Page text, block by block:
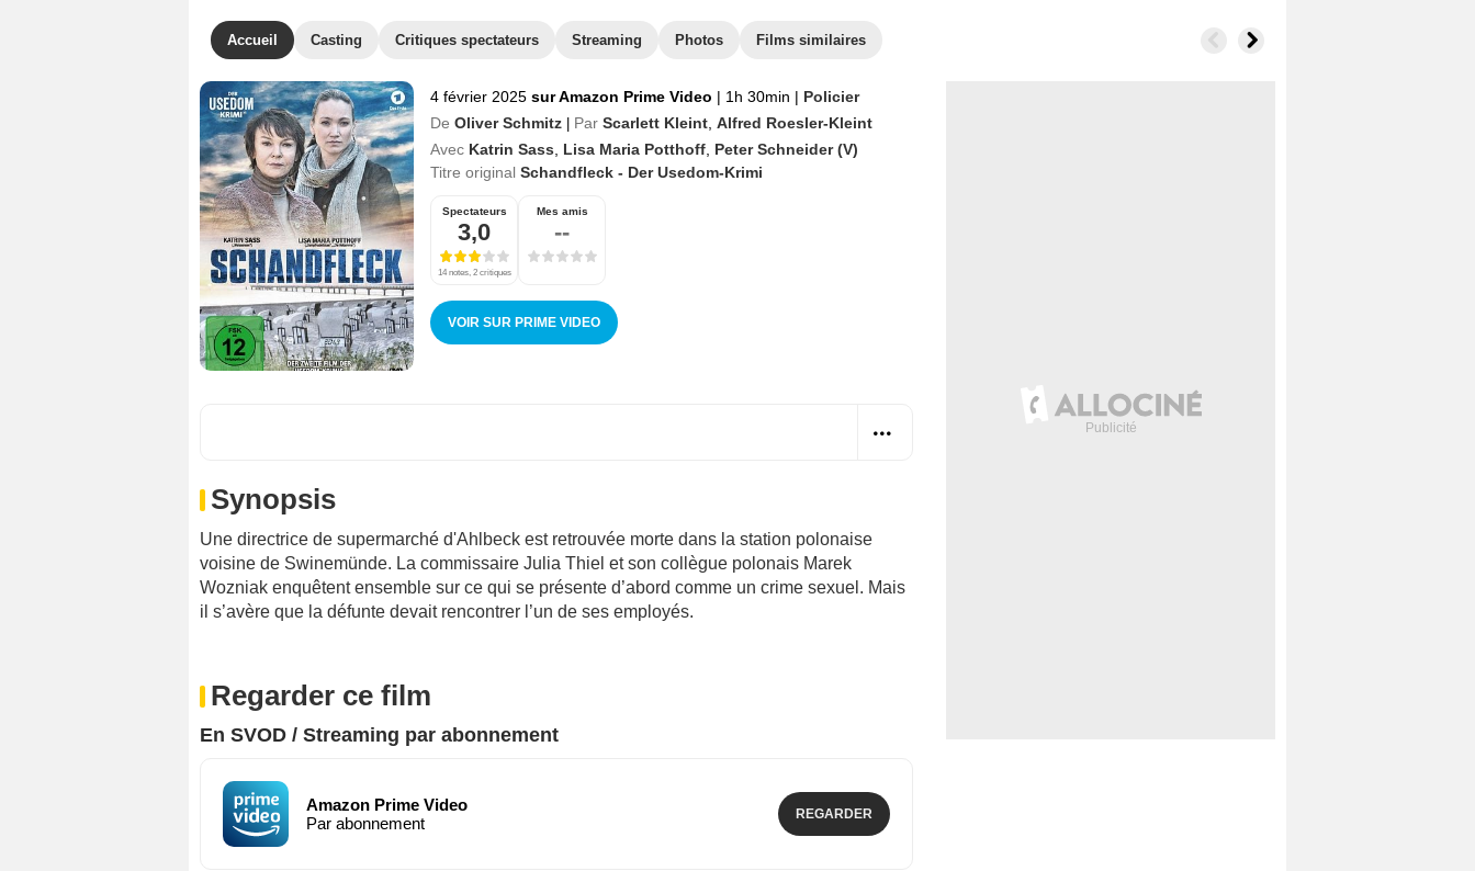
Accueil Casting Critiques spectateurs Streaming Photos Films similaires
4 février 2025 sur Amazon Prime Video | 1h 30min | Policier
De Oliver Schmitz Par Scarlett Kleint Alfred Roesler-Kleint
Avec Katrin Sass Lisa Maria Potthoff Peter Schneider (V)
Titre original Schandfleck - Der Usedom-Krimi
Spectateurs
3,0
14 notes, 2 critiques
Mes amis
--
VOIR SUR PRIME VIDEO
Synopsis
Une directrice de supermarché d'Ahlbeck est retrouvée morte dans la station polonaise
voisine de Swinemünde. La commissaire Julia Thiel et son collègue polonais Marek
Wozniak enquêtent ensemble sur ce qui se présente d’abord comme un crime sexuel. Mais
il s’avère que la défunte devait rencontrer l’un de ses employés.
Regarder ce film
En SVOD / Streaming par abonnement
Amazon Prime Video
Par abonnement
REGARDER